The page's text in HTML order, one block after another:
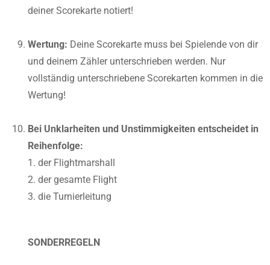
deiner Scorekarte notiert!
Wertung: Deine Scorekarte muss bei Spielende von dir
und deinem Zähler unterschrieben werden. Nur
vollständig unterschriebene Scorekarten kommen in die
Wertung!
Bei Unklarheiten und Unstimmigkeiten entscheidet in
Reihenfolge:
1. der Flightmarshall
2. der gesamte Flight
3. die Turnierleitung
SONDERREGELN